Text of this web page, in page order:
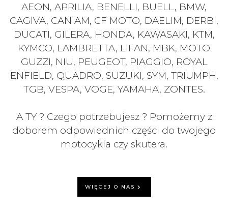
AEON, APRILIA, BENELLI, BUELL, BMW,
CAGIVA, CAN AM, CF MOTO, DAELIM, DERBI,
DUCATI, GILERA, HONDA, KAWASAKI, KTM,
KYMCO, LAMBRETTA, LIFAN, MBK, MOTO
GUZZI, NIU, PEUGEOT, PIAGGIO, ROYAL
ENFIELD, QUADRO, SUZUKI, SYM, TRIUMPH,
TGB, VESPA, VOGE, YAMAHA, ZONTES.
A TY ? Czego potrzebujesz ? Pomożemy z
doborem odpowiednich części do twojego
motocykla czy skutera.
WIĘCEJ O NAS